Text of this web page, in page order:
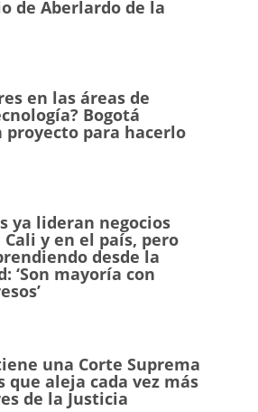
de Aberlardo de la
en las áreas de
Bogotá
proyecto para hacerlo
ya lideran negocios
y en el país, pero
desde la
‘Son mayoría con
una Corte Suprema
que aleja cada vez más
de la Justicia